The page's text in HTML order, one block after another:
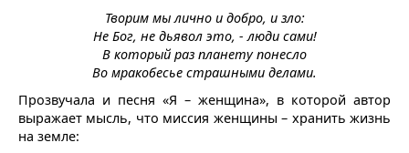
Творим мы лично и добро, и зло:
Не Бог, не дьявол это, - люди сами!
В который раз планету понесло
Во мракобесье страшными делами.
Прозвучала и песня «Я – женщина», в которой автор
выражает мысль, что миссия женщины – хранить жизнь
на земле: